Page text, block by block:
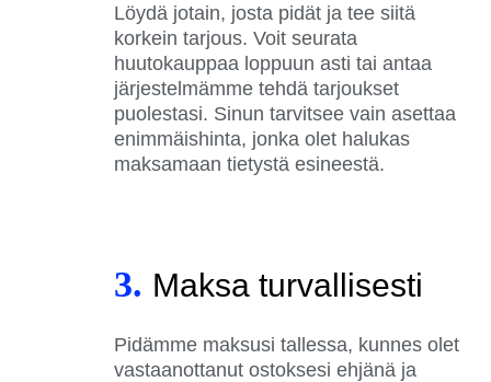
Löydä jotain, josta pidät ja tee siitä
korkein tarjous. Voit seurata
huutokauppaa loppuun asti tai antaa
järjestelmämme tehdä tarjoukset
puolestasi. Sinun tarvitsee vain asettaa
enimmäishinta, jonka olet halukas
maksamaan tietystä esineestä.
3. Maksa turvallisesti
Pidämme maksusi tallessa, kunnes olet
vastaanottanut ostoksesi ehjänä ja